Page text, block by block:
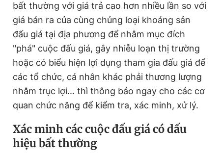
bất thường với giá trả cao hơn nhiều lần so với
giá bán ra của cùng chủng loại khoáng sản
đấu giá tại địa phương để nhằm mục đích
"phá" cuộc đấu giá, gây nhiễu loạn thị trường
hoặc có biểu hiện lợi dụng tham gia đấu giá để
các tổ chức, cá nhân khác phải thương lượng
nhằm trục lợi... thì thông báo ngay cho các cơ
quan chức năng để kiểm tra, xác minh, xử lý.
Xác minh các cuộc đấu giá có dấu
hiệu bất thường